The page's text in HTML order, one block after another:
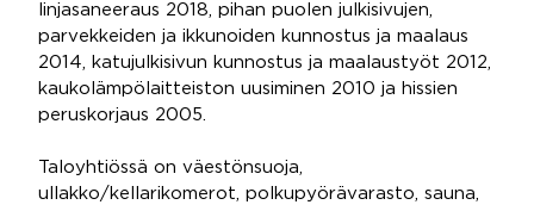
linjasaneeraus 2018, pihan puolen julkisivujen,
parvekkeiden ja ikkunoiden kunnostus ja maalaus
2014, katujulkisivun kunnostus ja maalaustyöt 2012,
kaukolämpölaitteiston uusiminen 2010 ja hissien
peruskorjaus 2005.
Taloyhtiössä on väestönsuoja,
ullakko/kellarikomerot, polkupyörävarasto, sauna,